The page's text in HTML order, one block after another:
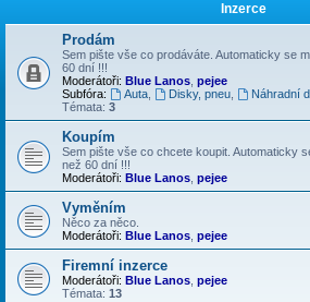
Inzerce
Prodám
Sem pište vše co prodáváte. Automaticky se
60 dní !!!
Moderátoři: Blue Lanos pejee
Subfóra:
Auta, Disky, pneu, Náhradní
Témata: 3
Koupím
Sem pište vše co chcete koupit. Automaticky
než 60 dní !!!
Moderátoři: Blue Lanos pejee
Vyměním
Něco za něco.
Moderátoři: Blue Lanos pejee
Firemní inzerce
Moderátoři: Blue Lanos pejee
Témata: 13